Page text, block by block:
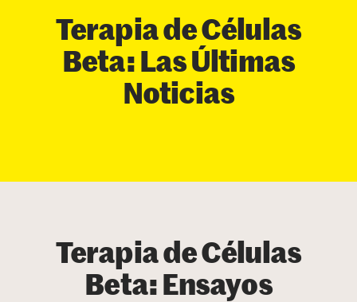
Terapia de Células
Beta: Las Últimas
Noticias
Terapia de Células
Beta: Ensayos